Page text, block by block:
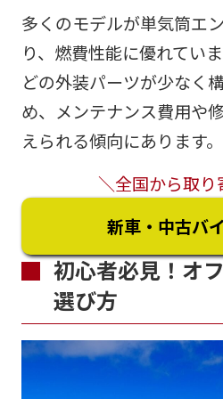
多くのモデルが単気筒エ
り、燃費性能に優れてい
どの外装パーツが少なく
め、メンテナンス費用や
えられる傾向にあります。
＼全国から取り
新車・中古バ
初心者必見！オ
選び方